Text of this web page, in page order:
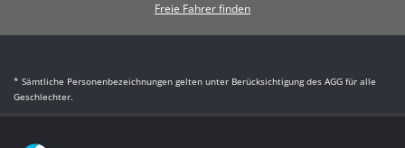
Freie Fahrer finden
* Sämtliche Personenbezeichnungen gelten unter Berücksichtigung des AGG für alle
Geschlechter.